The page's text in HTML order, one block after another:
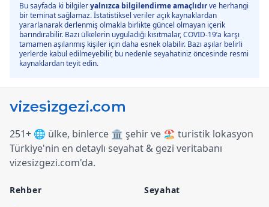
Bu sayfada ki bilgileryalnızca bilgilendirme amaçlıdırve herhangi
bir teminat sağlamaz. İstatistiksel veriler açık kaynaklardan
yararlanarak derlenmiş olmakla birlikte güncel olmayan içerik
barındırabilir. Bazı ülkelerin uyguladığı kısıtmalar, COVID-19’a karşı
tamamen aşılanmış kişiler için daha esnek olabilir. Bazı aşılar belirli
yerlerde kabul edilmeyebilir, bu nedenle seyahatiniz öncesinde resmi
kaynaklardan teyit edin.
251+ 🌐 ülke, binlerce 🏛️ şehir ve 🏖️ turistik lokasyon
Türkiye'nin en detaylı seyahat & gezi veritabanı
vizesizgezi.com'da.
Rehber Seyahat